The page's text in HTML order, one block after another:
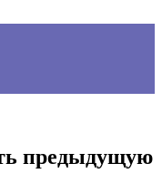
предыдущую